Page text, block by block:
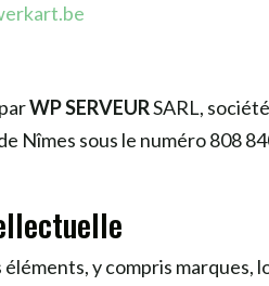
WP SERVEURSARL,
Nîmes sous le numéro 808
y compris marques,